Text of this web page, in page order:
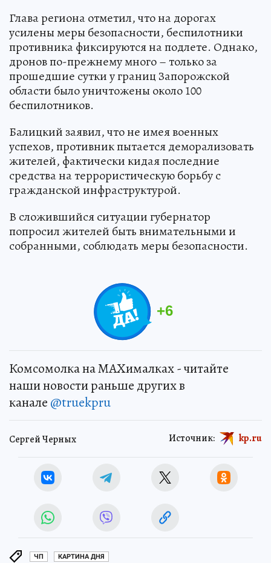
Глава региона отметил, что на дорогах
усилены меры безопасности, беспилотники
противника фиксируются на подлете. Однако,
дронов по-прежнему много – только за
прошедшие сутки у границ Запорожской
области было уничтожены около 100
беспилотников.
Балицкий заявил, что не имея военных
успехов, противник пытается деморализовать
жителей, фактически кидая последние
средства на террористическую борьбу с
гражданской инфраструктурой.
В сложившийся ситуации губернатор
попросил жителей быть внимательными и
собранными, соблюдать меры безопасности.
+6
Комсомолка на MAXималках - читайте
наши новости раньше других в
канале @truekpru
Сергей Черных Источник: kp.ru
ЧП КАРТИНА ДНЯ